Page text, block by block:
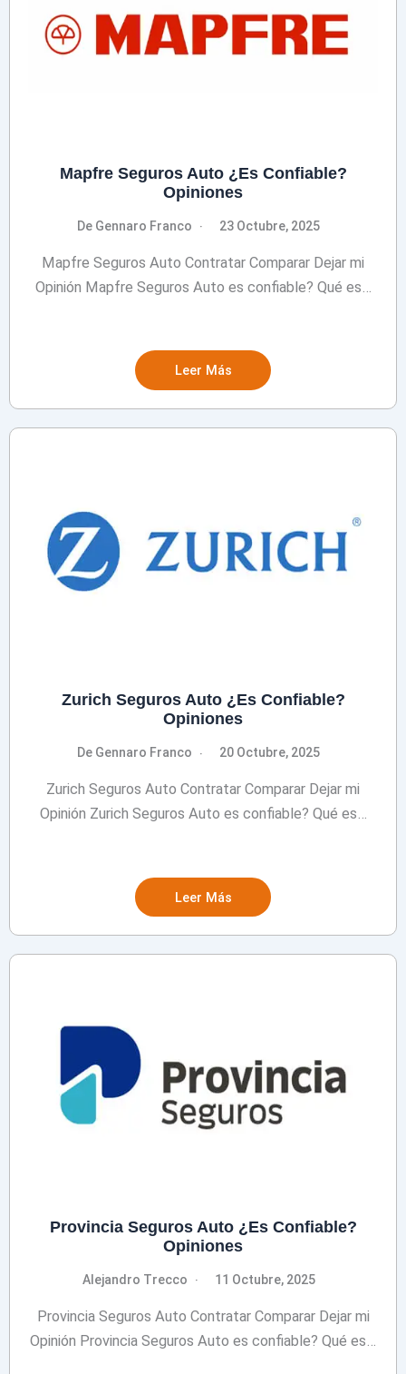
Mapfre Seguros Auto ¿Es Confiable?
Opiniones
De Gennaro Franco 23 Octubre, 2025
Mapfre Seguros Auto Contratar Comparar Dejar mi
Opinión Mapfre Seguros Auto es confiable? Qué es…
Leer Más
Zurich Seguros Auto ¿Es Confiable?
Opiniones
De Gennaro Franco 20 Octubre, 2025
Zurich Seguros Auto Contratar Comparar Dejar mi
Opinión Zurich Seguros Auto es confiable? Qué es…
Leer Más
Provincia Seguros Auto ¿Es Confiable?
Opiniones
Alejandro Trecco 11 Octubre, 2025
Provincia Seguros Auto Contratar Comparar Dejar mi
Opinión Provincia Seguros Auto es confiable? Qué es…